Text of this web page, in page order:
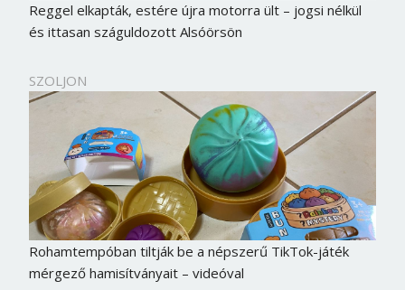
Reggel elkapták, estére újra motorra ült – jogsi nélkül
és ittasan száguldozott Alsóörsön
SZOLJON
Rohamtempóban tiltják be a népszerű TikTok-játék
mérgező hamisítványait – videóval